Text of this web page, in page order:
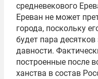
средневекового
Ереван не может
города, поскольку
будет пара
давности.
построенные после
ханства в состав